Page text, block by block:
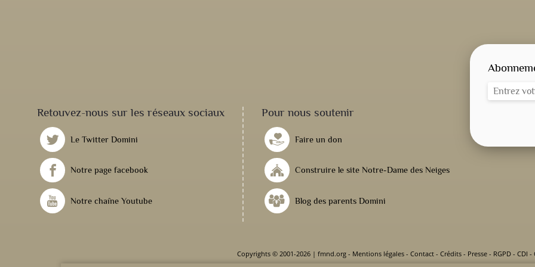
Retouvez-nous sur les réseaux sociaux
Le Twitter Domini
Notre page facebook
Notre chaîne Youtube
Pour nous soutenir
Faire un don
Construire le site Notre-Dame des Neiges
Blog des parents Domini
Copyrights © 2001-2026 | fmnd.org - Mentions légales - Contact - Crédits - Presse - RGPD - CDI -